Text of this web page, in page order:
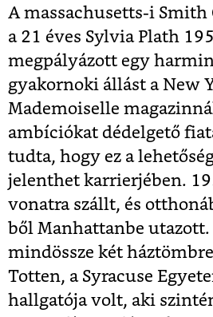
A massachusetts-i Smith
a 21 éves Sylvia Plath
megpályázott egy
gyakornoki állást a New
Mademoiselle
ambíciókat dédelgető
tudta, hogy ez a
jelenthet karrierjében.
vonatra szállt, és
ből Manhattanbe utazott.
mindössze két
Totten, a Syracuse
hallgatója volt, aki